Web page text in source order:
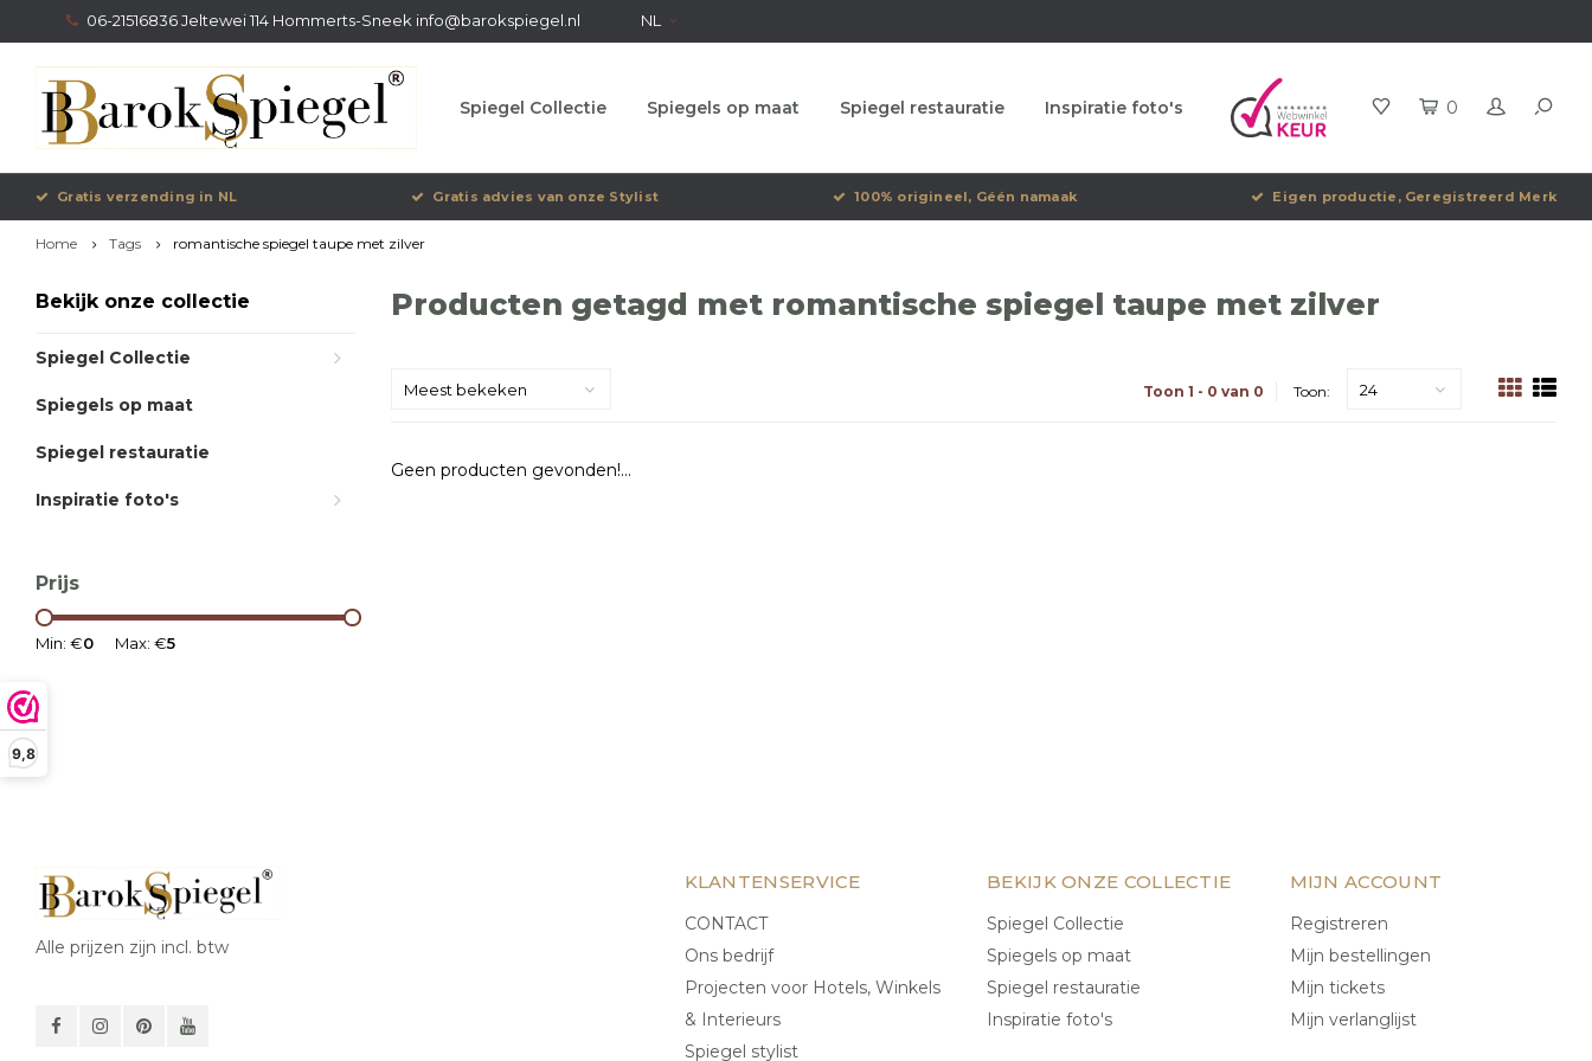
9,8
06-21516836 Jeltewei 114 Hommerts-Sneek info@barokspiegel.nl NL
Spiegel Collectie Spiegels op maat Spiegel restauratie Inspiratie foto's 0
Gratis verzending in NL Gratis advies van onze Stylist 100% origineel, Géén namaak Eigen productie, Geregistreerd Merk
Home Tags romantische spiegel taupe met zilver
Bekijk onze collectie
Spiegel Collectie
Spiegels op maat
Spiegel restauratie
Inspiratie foto's
Prijs
Min: €0 Max: €5
Producten getagd met romantische spiegel taupe met zilver
Meest bekeken Toon 1 - 0 van 0 Toon: 24
Geen producten gevonden!...
Alle prijzen zijn incl. btw
KLANTENSERVICE
CONTACT
Ons bedrijf
Projecten voor Hotels, Winkels
& Interieurs
Spiegel stylist
BEKIJK ONZE COLLECTIE
Spiegel Collectie
Spiegels op maat
Spiegel restauratie
Inspiratie foto's
MIJN ACCOUNT
Registreren
Mijn bestellingen
Mijn tickets
Mijn verlanglijst